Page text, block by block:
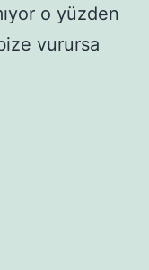
o yüzden
vurursa